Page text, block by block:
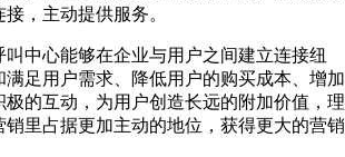
，主动提供服务。
心能够在企业与用户之间建立连接纽
足用户需求、降低用户的购买成本、增加
极的互动，为用户创造长远的附加价值，理
销里占据更加主动的地位，获得更大的营销